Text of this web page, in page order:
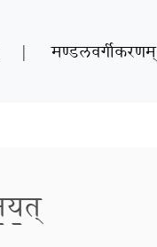
| मण्डलवर्गीकरणम्